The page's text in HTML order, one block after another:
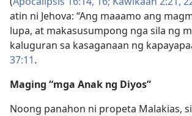
atin ni Jehova: “Ang maaamo ang
lupa, at makasusumpong nga sila ng
kaluguran sa kasaganaan ng
37:11.
Maging “mga Anak ng Diyos”
Noong panahon ni propeta Malakias,